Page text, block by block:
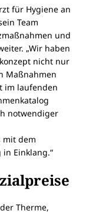
für Hygiene an
Team
und
„Wir haben
nicht nur
Maßnahmen
im laufenden
notwendiger
mit dem
Einklang.“
Therme,